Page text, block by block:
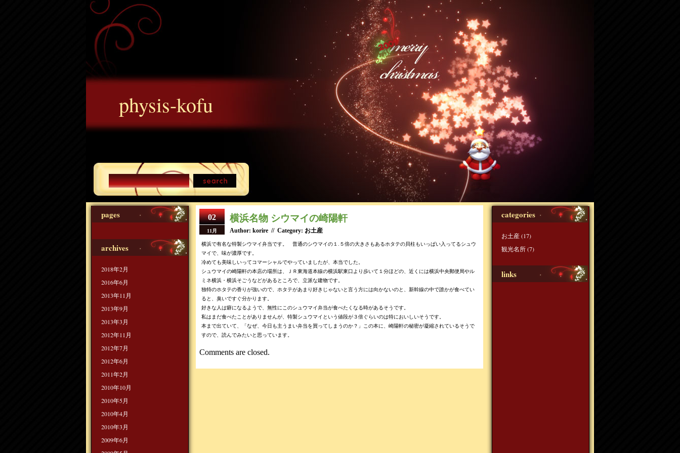
physis-kofu
pages
archives
2018年2月
2016年6月
2013年11月
2013年9月
2013年3月
2012年11月
2012年7月
2012年6月
2011年2月
2010年10月
2010年5月
2010年4月
2010年3月
2009年6月
02
11月
横浜名物 シウマイの崎陽軒
Author: korire // Category: お土産
横浜で有名な特製シウマイ弁当です。 普通のシウマイの１.５倍の大きさもあるホタテの貝柱もいっぱい入ってるシュウ
マイで、味が濃厚です。
冷めても美味しいってコマーシャルでやっていましたが、本当でした。
シュウマイの崎陽軒の本店の場所は、ＪＲ東海道本線の横浜駅東口より歩いて１分ほどの、近くには横浜中央郵便局やル
ミネ横浜・横浜そごうなどがあるところで、立派な建物です。
独特のホタテの香りが強いので、ホタテがあまり好きじゃないと言う方には向かないのと、新幹線の中で誰かが食べてい
ると、臭いですぐ分かります。
好きな人は癖になるようで、無性にこのシュウマイ弁当が食べたくなる時があるそうです。
私はまだ食べたことがありませんが、特製シュウマイという値段が３倍ぐらいのは特においしいそうです。
本まで出ていて、「なぜ、今日も主うまい弁当を買ってしまうのか？」この本に、崎陽軒の秘密が凝縮されているそうで
すので、読んでみたいと思っています。
Comments are closed.
categories
お土産(17)
観光名所(7)
links